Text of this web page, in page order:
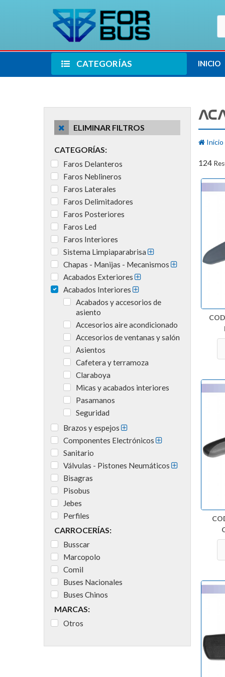
CATEGORÍAS INICIO
ELIMINAR FILTROS
CATEGORÍAS:
Faros Delanteros
Faros Neblineros
Faros Laterales
Faros Delimitadores
Faros Posteriores
Faros Led
Faros Interiores
Sistema Limpiaparabrisa
Chapas - Manijas - Mecanismos
Acabados Exteriores
Acabados Interiores
Acabados y accesorios de
asiento
Accesorios aire acondicionado
Accesorios de ventanas y salón
Asientos
Cafetera y terramoza
Claraboya
Micas y acabados interiores
Pasamanos
Seguridad
Brazos y espejos
Componentes Electrónicos
Sanitario
Válvulas - Pistones Neumáticos
Bisagras
Pisobus
Jebes
Perfiles
CARROCERÍAS:
Busscar
Marcopolo
Comil
Buses Nacionales
Buses Chinos
MARCAS:
Otros
Inicio
124